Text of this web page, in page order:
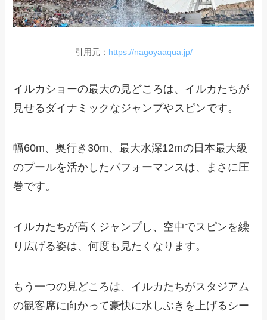
引用元： https://nagoyaaqua.jp/
イルカショーの最大の見どころは、イルカたちが
見せるダイナミックなジャンプやスピンです。
幅60m、奥行き30m、最大水深12mの日本最大級
のプールを活かしたパフォーマンスは、まさに圧
巻です。
イルカたちが高くジャンプし、空中でスピンを繰
り広げる姿は、何度も見たくなります。
もう一つの見どころは、イルカたちがスタジアム
の観客席に向かって豪快に水しぶきを上げるシー